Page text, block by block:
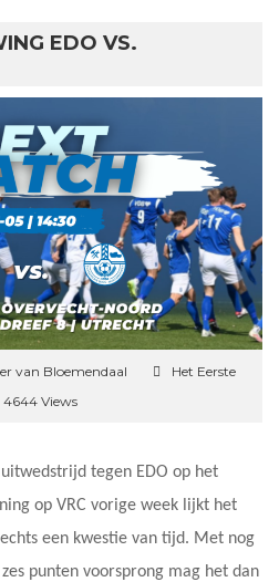
EDO VS.
van Bloemendaal
Het Eerste
4644 Views
tegen EDO op het
op VRC vorige week lijkt het
een kwestie van tijd. Met nog
punten voorsprong mag het dan